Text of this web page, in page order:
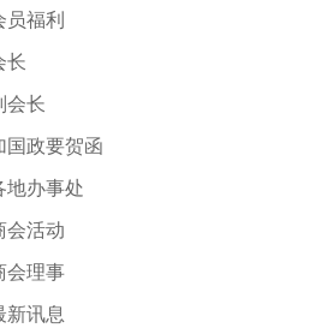
员福利
长
会长
国政要贺函
地办事处
会活动
会理事
新讯息